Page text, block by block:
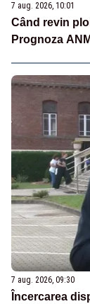
7 aug. 2026, 10:01
Când revin
Prognoza
7 aug. 2026, 09:30
Încercarea